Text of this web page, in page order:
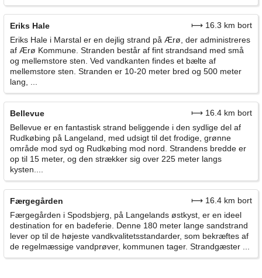
Eriks Hale
⟼ 16.3 km bort
Eriks Hale i Marstal er en dejlig strand på Ærø, der administreres
af Ærø Kommune. Stranden består af fint strandsand med små
og mellemstore sten. Ved vandkanten findes et bælte af
mellemstore sten. Stranden er 10-20 meter bred og 500 meter
lang, ...
Bellevue
⟼ 16.4 km bort
Bellevue er en fantastisk strand beliggende i den sydlige del af
Rudkøbing på Langeland, med udsigt til det frodige, grønne
område mod syd og Rudkøbing mod nord. Strandens bredde er
op til 15 meter, og den strækker sig over 225 meter langs
kysten....
Færgegården
⟼ 16.4 km bort
Færgegården i Spodsbjerg, på Langelands østkyst, er en ideel
destination for en badeferie. Denne 180 meter lange sandstrand
lever op til de højeste vandkvalitetsstandarder, som bekræftes af
de regelmæssige vandprøver, kommunen tager. Strandgæster ...